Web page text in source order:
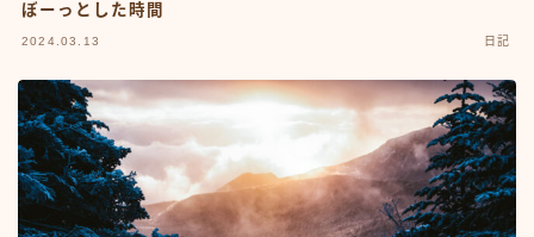
ぼーっとした時間
2024.03.13 日記